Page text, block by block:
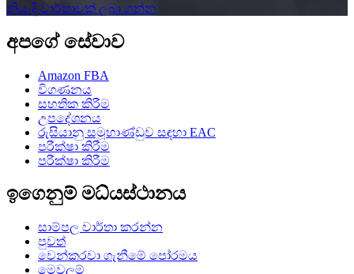
නියැදි වාර්තාවක් ලබා ගන්න
අපගේ සේවාව
Amazon FBA
විගණනය
සහතික කිරීම
උපදේශනය
රුසියානු සමූහාණ්ඩුව සඳහා EAC
පරීක්ෂා කිරීම
පරීක්ෂා කිරීම
ඉගෙනුම් මධ්යස්ථානය
සාම්පල වාර්තා කරන්න
පුවත්
වෙන්කරවා ගැනීමේ පෝරමය
මෙවලම්